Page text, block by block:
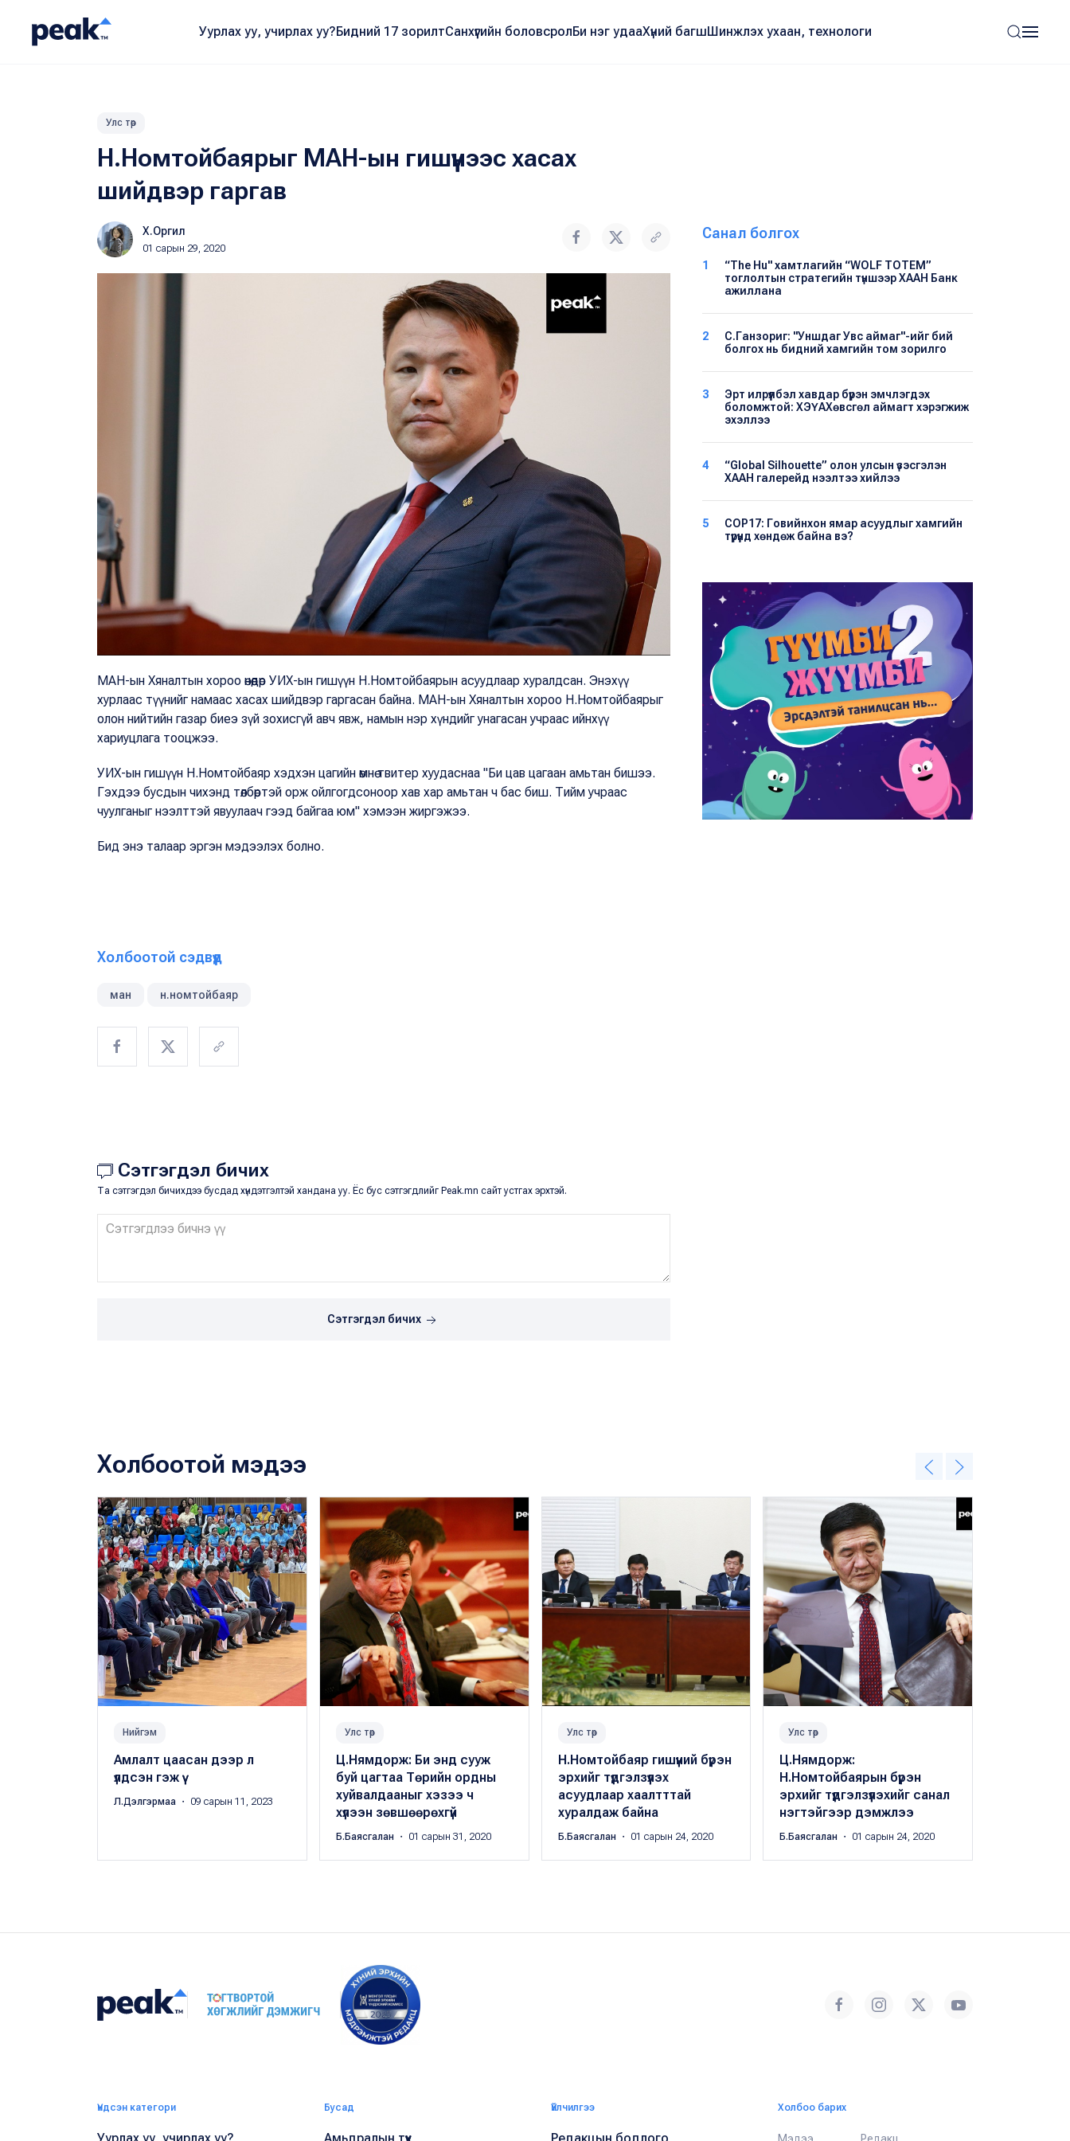
Уурлах уу, учирлах уу?Бидний 17 зорилтСанхүүгийн боловсролБи нэг удааХүний багшШинжлэх ухаан, технологи
Улс төр
Н.Номтойбаярыг МАН-ын гишүүнээс хасах
шийдвэр гаргав
Х.Оргил
01 сарын 29, 2020
МАН-ын Хяналтын хороо өнөөдөр УИХ-ын гишүүн Н.Номтойбаярын асуудлаар хуралдсан. Энэхүү
хурлаас түүнийг намаас хасах шийдвэр гаргасан байна. МАН-ын Хяналтын хороо Н.Номтойбаярыг
олон нийтийн газар биеэ зүй зохисгүй авч явж, намын нэр хүндийг унагасан учраас ийнхүү
хариуцлага тооцжээ.
УИХ-ын гишүүн Н.Номтойбаяр хэдхэн цагийн өмнө твитер хуудаснаа "Би цав цагаан амьтан бишээ.
Гэхдээ бусдын чихэнд төлбөртэй орж ойлгогдсоноор хав хар амьтан ч бас биш. Тийм учраас
чуулганыг нээлттэй явуулаач гээд байгаа юм" хэмээн жиргэжээ.
Бид энэ талаар эргэн мэдээлэх болно.
Холбоотой сэдвүүд
ман н.номтойбаяр
Сэтгэгдэл бичих
Та сэтгэгдэл бичихдээ бусдад хүндэтгэлтэй хандана уу. Ёс бус сэтгэгдлийг Peak.mn сайт устгах эрхтэй.
Сэтгэгдэл бичих
Санал болгох
1
“The Hu" хамтлагийн “WOLF TOTEM”
тоглолтын стратегийн түншээр ХААН Банк
ажиллана
2
С.Ганзориг: "Уншдаг Увс аймаг"-ийг бий
болгох нь бидний хамгийн том зорилго
3
Эрт илрүүлбэл хавдар бүрэн эмчлэгдэх
боломжтой: ХЭҮА​Хөвсгөл аймагт хэрэгжиж
эхэллээ
4
“Global Silhouette” олон улсын үзэсгэлэн
ХААН галерейд нээлтээ хийлээ
5
COP17: Говийнхон ямар асуудлыг хамгийн
түрүүнд хөндөж байна вэ?
Холбоотой мэдээ
Нийгэм
Амлалт цаасан дээр л
үлдсэн гэж үү
Л.Дэлгэрмаа ・ 09 сарын 11, 2023
Улс төр
Ц.Нямдорж: Би энд сууж
буй цагтаа Төрийн ордны
хуйвалдааныг хэзээ ч
хүлээн зөвшөөрөхгүй
Б.Баясгалан ・ 01 сарын 31, 2020
Улс төр
Н.Номтойбаяр гишүүний бүрэн
эрхийг түдгэлзүүлэх
асуудлаар хаалтттай
хуралдаж байна
Б.Баясгалан ・ 01 сарын 24, 2020
Улс төр
Ц.Нямдорж:
Н.Номтойбаярын бүрэн
эрхийг түдгэлзүүлэхийг санал
нэгтэйгээр дэмжлээ
Б.Баясгалан ・ 01 сарын 24, 2020
Үндсэн категори Бусад Үйлчилгээ Холбоо барих